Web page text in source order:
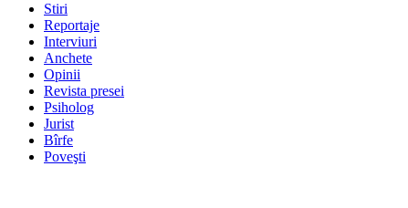
Stiri
Reportaje
Interviuri
Anchete
Opinii
Revista presei
Psiholog
Jurist
Bîrfe
Poveşti